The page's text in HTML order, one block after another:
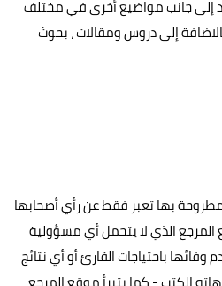
إلى جانب مواضيع أخرى في مختلف
إلى دروس ومقالات ، بحوث
بها تعبر فقط عن رأي أصحابها
المرجع الذي لا يتحمل أي مسؤولية
باحتياجات القارئ أو أي نتائج